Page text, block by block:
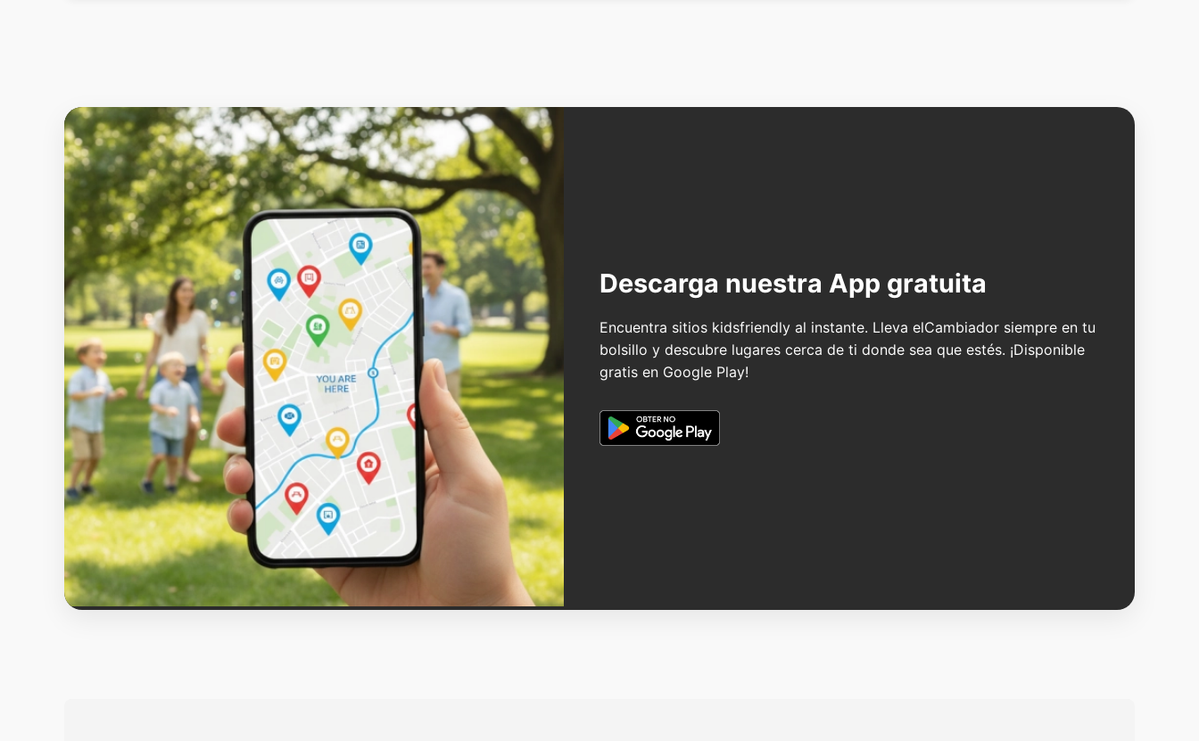
Descarga nuestra App gratuita
Encuentra sitios kidsfriendly al instante. Lleva elCambiador siempre en tu
bolsillo y descubre lugares cerca de ti donde sea que estés. ¡Disponible
gratis en Google Play!